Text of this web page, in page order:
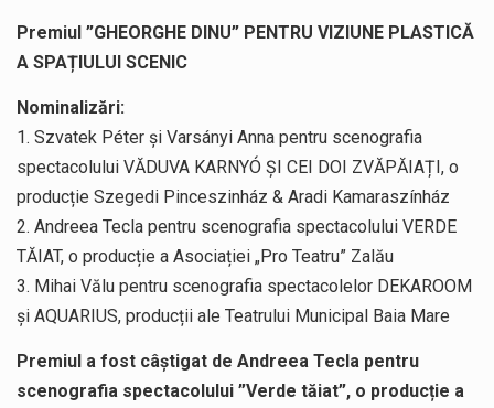
Premiul ”GHEORGHE DINU” PENTRU VIZIUNE PLASTICĂ
A SPAȚIULUI SCENIC
Nominalizări:
1. Szvatek Péter și Varsányi Anna pentru scenografia
spectacolului VĂDUVA KARNYÓ ȘI CEI DOI ZVĂPĂIAȚI, o
producție Szegedi Pinceszinház & Aradi Kamaraszínház
2. Andreea Tecla pentru scenografia spectacolului VERDE
TĂIAT, o producție a Asociației „Pro Teatru” Zalău
3. Mihai Vălu pentru scenografia spectacolelor DEKAROOM
și AQUARIUS, producții ale Teatrului Municipal Baia Mare
Premiul a fost câștigat de Andreea Tecla pentru
scenografia spectacolului ”Verde tăiat”, o producție a